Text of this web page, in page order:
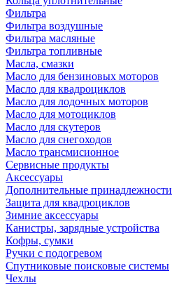
Фильтра
Фильтра воздушные
Фильтра масляные
Фильтра топливные
Масла, смазки
Масло для бензиновых моторов
Масло для квадроциклов
Масло для лодочных моторов
Масло для мотоциклов
Масло для скутеров
Масло для снегоходов
Масло трансмисионное
Сервисные продукты
Аксессуары
Дополнительные принадлежности
Защита для квадроциклов
Зимние аксессуары
Канистры, зарядные устройства
Кофры, сумки
Ручки с подогревом
Спутниковые поисковые системы
Чехлы